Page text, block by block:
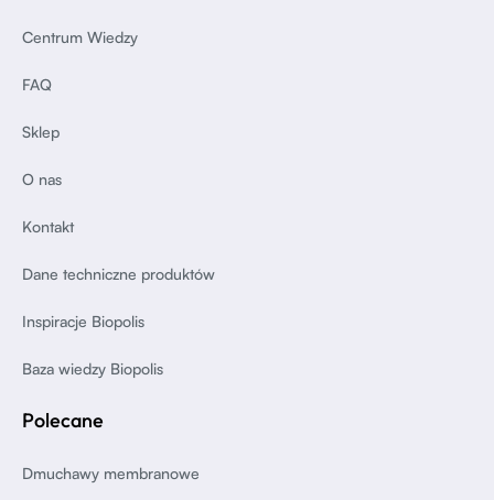
Centrum Wiedzy
FAQ
Sklep
O nas
Kontakt
Dane techniczne produktów
Inspiracje Biopolis
Baza wiedzy Biopolis
Polecane
Dmuchawy membranowe